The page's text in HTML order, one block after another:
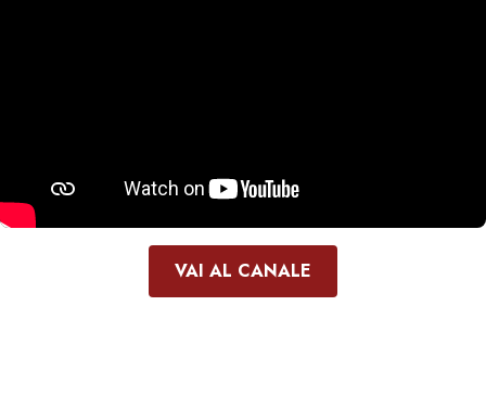
VAI AL CANALE